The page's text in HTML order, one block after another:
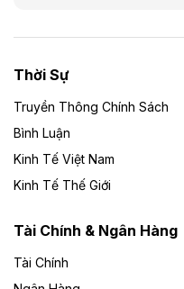
Dự án Nhà máy xử lý
Công ty TNHH Năng
Theo
Đức Long Gia Lai
Lai
Bốn doanh nghiệp có
phần Tập đoàn Đức
Thời Sự
Truyền Thông Chính Sách
Bình Luận
Kinh Tế Việt Nam
Kinh Tế Thế Giới
Tài Chính & Ngân Hàng
Tài Chính